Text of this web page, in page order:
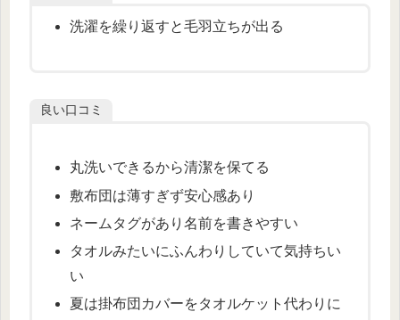
洗濯を繰り返すと毛羽立ちが出る
良い口コミ
丸洗いできるから清潔を保てる
敷布団は薄すぎず安心感あり
ネームタグがあり名前を書きやすい
タオルみたいにふんわりしていて気持ちい
い
夏は掛布団カバーをタオルケット代わりに